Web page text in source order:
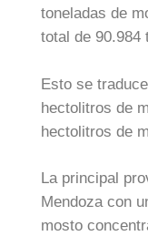
toneladas de
total de 90.984
Esto se
hectolitros de
hectolitros de
La principal
Mendoza con
mosto